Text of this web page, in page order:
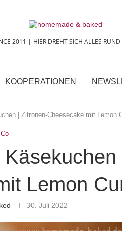
2011 | HIER DREHT SICH ALLES
KOOPERATIONEN
| Zitronen-Cheesecake mit Lemon
Lemon
30. Juli 2022